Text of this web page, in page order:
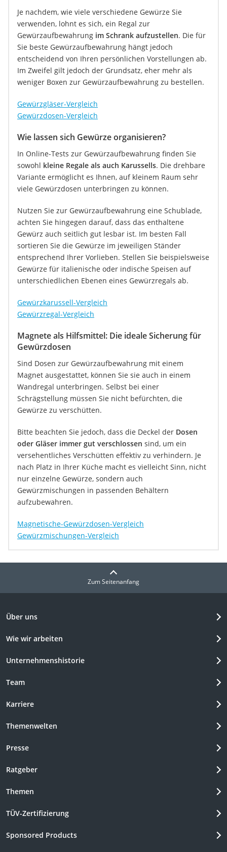
Je nachdem, wie viele verschiedene Gewürze Sie
verwenden, lohnt es sich, ein Regal zur
Gewürzaufbewahrung im Schrank aufzustellen. Die für
Sie beste Gewürzaufbewahrung hängt jedoch
entscheidend von Ihren persönlichen Vorstellungen ab.
Im Zweifel gilt jedoch der Grundsatz, eher mehr als
weniger Boxen zur Gewürzaufbewahrung zu bestellen.
Gewürzgläser-Vergleich
Gewürzdosen-Vergleich
Wie lassen sich Gewürze organisieren?
In Online-Tests zur Gewürzaufbewahrung finden Sie
sowohl kleine Regale als auch Karussells. Die drehbare
Variante ermöglicht es Ihnen, auf kleinem Raum sehr
viele Gewürzdosen unterbringen zu können.
Nutzen Sie zur Gewürzaufbewahrung eine Schublade,
achten Sie hingegen darauf, dass das enthaltene
Gewürz auch seitlich gut lesbar ist. Im besten Fall
sortieren Sie die Gewürze im jeweiligen Ständer
entsprechend Ihrer Vorlieben. Stellen Sie beispielsweise
Gewürze für italienische oder indische Speisen auf
unterschiedlichen Ebenen eines Gewürzregals ab.
Gewürzkarussell-Vergleich
Gewürzregal-Vergleich
Magnete als Hilfsmittel: Die ideale Sicherung für
Gewürzdosen
Sind Dosen zur Gewürzaufbewahrung mit einem
Magnet ausgestattet, können Sie sie auch in einem
Wandregal unterbringen. Selbst bei einer
Schrägstellung müssen Sie nicht befürchten, die
Gewürze zu verschütten.
Bitte beachten Sie jedoch, dass die Deckel der Dosen
oder Gläser immer gut verschlossen sind, um ein
versehentliches Verschütten effektiv zu verhindern. Je
nach Platz in Ihrer Küche macht es vielleicht Sinn, nicht
nur einzelne Gewürze, sondern auch
Gewürzmischungen in passenden Behältern
aufzubewahren.
Magnetische-Gewürzdosen-Vergleich
Gewürzmischungen-Vergleich
Zum Seitenanfang
Über uns
Wie wir arbeiten
Unternehmenshistorie
Team
Karriere
Themenwelten
Presse
Ratgeber
Themen
TÜV-Zertifizierung
Sponsored Products